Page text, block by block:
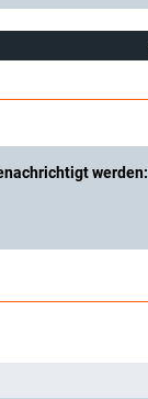
werden: